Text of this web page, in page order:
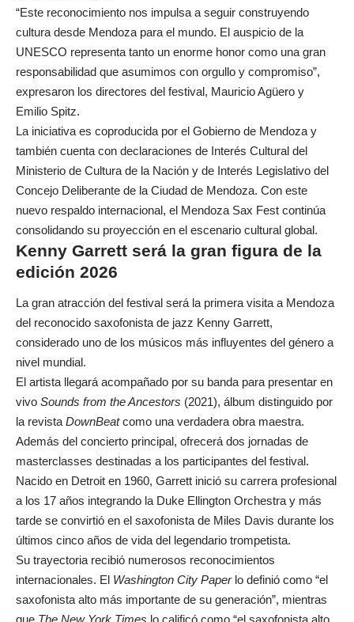
“Este reconocimiento nos impulsa a seguir construyendo
cultura desde Mendoza para el mundo. El auspicio de la
UNESCO representa tanto un enorme honor como una gran
responsabilidad que asumimos con orgullo y compromiso”,
expresaron los directores del festival, Mauricio Agüero y
Emilio Spitz.
La iniciativa es coproducida por el Gobierno de Mendoza y
también cuenta con declaraciones de Interés Cultural del
Ministerio de Cultura de la Nación y de Interés Legislativo del
Concejo Deliberante de la Ciudad de Mendoza. Con este
nuevo respaldo internacional, el Mendoza Sax Fest continúa
consolidando su proyección en el escenario cultural global.
Kenny Garrett será la gran figura de la
edición 2026
La gran atracción del festival será la primera visita a Mendoza
del reconocido saxofonista de jazz Kenny Garrett,
considerado uno de los músicos más influyentes del género a
nivel mundial.
El artista llegará acompañado por su banda para presentar en
vivo Sounds from the Ancestors (2021), álbum distinguido por
la revista DownBeatcomo una verdadera obra maestra.
Además del concierto principal, ofrecerá dos jornadas de
masterclasses destinadas a los participantes del festival.
Nacido en Detroit en 1960, Garrett inició su carrera profesional
a los 17 años integrando la Duke Ellington Orchestra y más
tarde se convirtió en el saxofonista de Miles Davis durante los
últimos cinco años de vida del legendario trompetista.
Su trayectoria recibió numerosos reconocimientos
internacionales. El Washington City Paperlo definió como “el
saxofonista alto más importante de su generación”, mientras